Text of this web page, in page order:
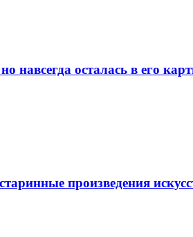
навсегда осталась в его
произведения